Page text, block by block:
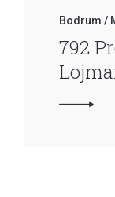
Bodrum /
792